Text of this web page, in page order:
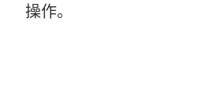
操作。